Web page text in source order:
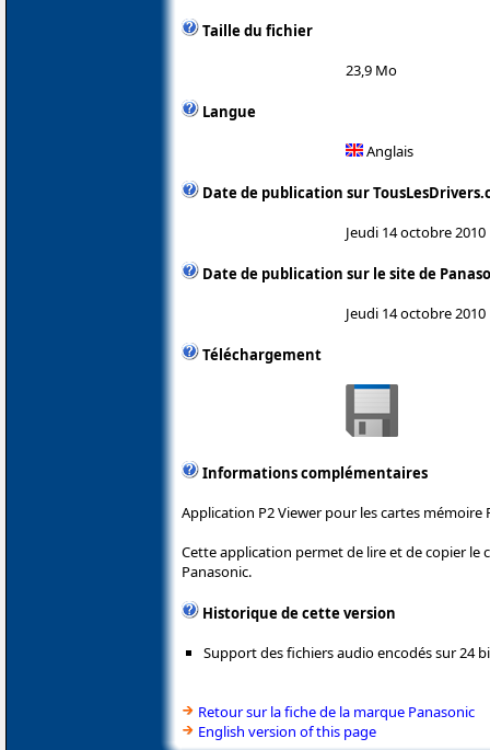
Taille du fichier
23,9 Mo
Langue
Anglais
Date de publication sur
Jeudi 14 octobre 2010
Date de publication sur le site de
Jeudi 14 octobre 2010
Téléchargement
Informations complémentaires
Application P2 Viewer pour les cartes mémoire
Cette application permet de lire et de copier le
Panasonic.
Historique de cette version
Support des fichiers audio encodés sur 24
Retour sur la fiche de la marque Panasonic
English version of this page